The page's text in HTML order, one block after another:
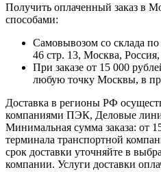
Получить оплаченный заказ в
способами:
Самовывозом со склада по
46 стр. 13, Москва, Россия,
При заказе от 15 000
любую точку Москвы, в
Доставка в регионы РФ
компаниями ПЭК, Деловые
Минимальная сумма заказа: от
терминала транспортной
срок доставки уточняйте в
компании. Услуги доставки